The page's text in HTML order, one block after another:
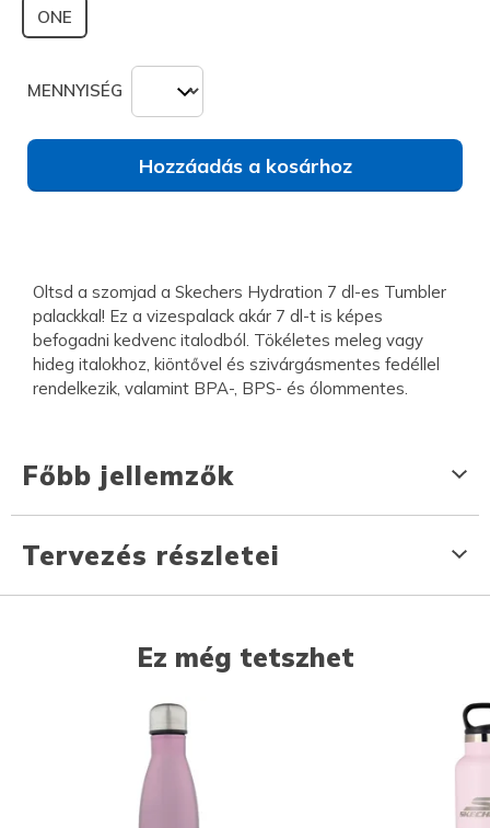
ONE
MENNYISÉG
Hozzáadás a kosárhoz
Oltsd a szomjad a Skechers Hydration 7 dl-es Tumbler
palackkal! Ez a vizespalack akár 7 dl-t is képes
befogadni kedvenc italodból. Tökéletes meleg vagy
hideg italokhoz, kiöntővel és szivárgásmentes fedéllel
rendelkezik, valamint BPA-, BPS- és ólommentes.
Főbb jellemzők
Tervezés részletei
Ez még tetszhet